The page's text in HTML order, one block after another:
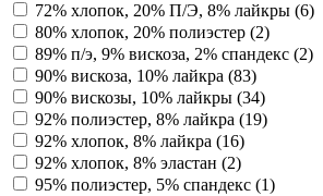
72% хлопок, 20% П/Э, 8% лайкры (6)
80% хлопок, 20% полиэстер (2)
89% п/э, 9% вискоза, 2% спандекс (2)
90% вискоза, 10% лайкра (83)
90% вискозы, 10% лайкры (34)
92% полиэстер, 8% лайкра (19)
92% хлопок, 8% лайкра (16)
92% хлопок, 8% эластан (2)
95% полиэстер, 5% спандекс (1)